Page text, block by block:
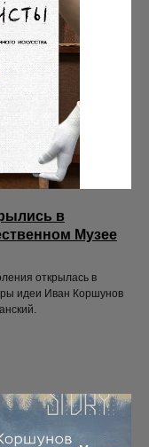
в
Музее
открылась в
идеи Иван Коршунов